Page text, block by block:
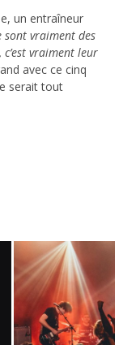
un entraîneur
sont vraiment des
vraiment leur
avec ce cinq
serait tout